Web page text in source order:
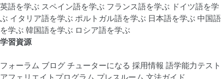
英語を学ぶ スペイン語を学ぶ フランス語を学ぶ ドイツ語を学
ぶ イタリア語を学ぶ ポルトガル語を学ぶ 日本語を学ぶ 中国語
を学ぶ 韓国語を学ぶ ロシア語を学ぶ
学習資源
フォーラム ブログチューターになる 採用情報 語学能力テスト
アフェリエイトプログラム プレスルーム 文法ガイド